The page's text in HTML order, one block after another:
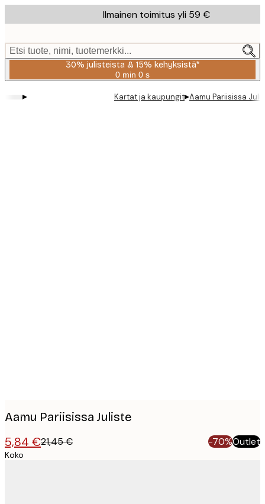
to
content.
Ilmainen toimitus yli 59 €
Etsi tuote, nimi, tuotemerkki...
30% julisteista & 15% kehyksistä*
0 min 0 s
Voimassa
2026-
▸ Kartat ja kaupungit▸Aamu Pariisissa
Aamu Pariisissa Juliste
5,84 €21,45 € -70%Outlet
Koko